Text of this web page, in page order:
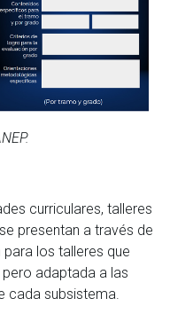
curriculares, talleres
presentan a través de
los talleres que
pero adaptada a las
cada subsistema.